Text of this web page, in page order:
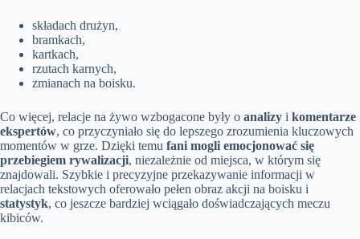
składach drużyn,
bramkach,
kartkach,
rzutach karnych,
zmianach na boisku.
Co więcej, relacje na żywo wzbogacone były o analizy i komentarze
ekspertów, co przyczyniało się do lepszego zrozumienia kluczowych
momentów w grze. Dzięki temu fani mogli emocjonować się
przebiegiem rywalizacji, niezależnie od miejsca, w którym się
znajdowali. Szybkie i precyzyjne przekazywanie informacji w
relacjach tekstowych oferowało pełen obraz akcji na boisku i
statystyk, co jeszcze bardziej wciągało doświadczających meczu
kibiców.